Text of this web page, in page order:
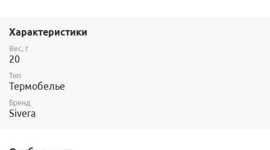
Характеристики
Вес, г
20
Тип
Термобелье
Бренд
Sivera